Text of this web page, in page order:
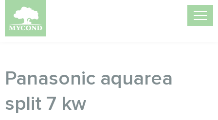
Panasonic aquarea
split 7 kw